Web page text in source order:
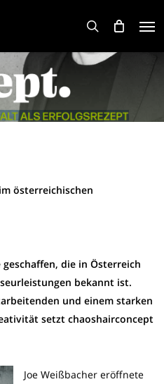
search
österreichischen
die in Österreich
bekannt ist.
und einem starken
setzt chaoshairconcept
Joe Weißbacher eröffnete